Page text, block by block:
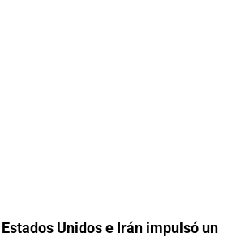
Unidos e Irán impulsó un